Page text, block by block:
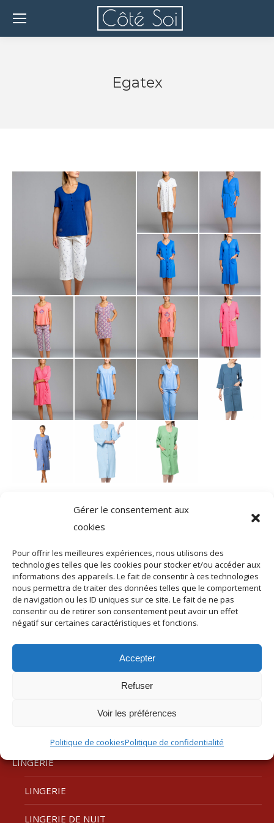
Gérer le consentement aux
cookies
Pour offrir les meilleures expériences, nous utilisons des
technologies telles que les cookies pour stocker et/ou accéder aux
informations des appareils. Le fait de consentir à ces technologies
nous permettra de traiter des données telles que le comportement
de navigation ou les ID uniques sur ce site. Le fait de ne pas
consentir ou de retirer son consentement peut avoir un effet
négatif sur certaines caractéristiques et fonctions.
Accepter
Refuser
Voir les préférences
Politique de cookiesPolitique de confidentialité
Egatex
Navigation
album
Album
précédent
:
Ringella
SUIVANT
Album
suivant
Empreinte
LINGERIE
LINGERIE
LINGERIE DE NUIT